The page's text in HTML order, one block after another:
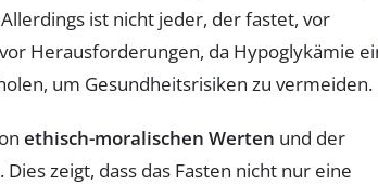
ist nicht jeder, der fastet, vor
Herausforderungen, da Hypoglykämie
um Gesundheitsrisiken zu vermeiden.
ethisch-moralischen Werten und der
Dies zeigt, dass das Fasten nicht nur eine